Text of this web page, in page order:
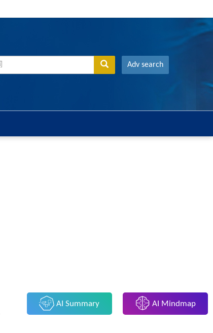
Adv search
AI Summary AI Mindmap